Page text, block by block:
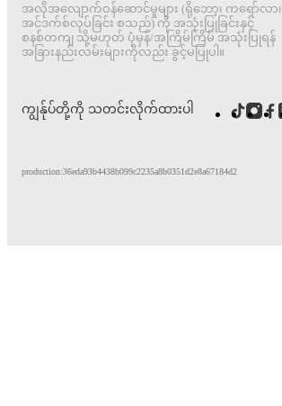
အလိုအလျောက်ဝန်ဆောင်မှုများ (ရိုဘော့၊ ကရော်လာ၊
အင်ဒက်စ်လုပ်ခြင်း စသည်) ကို အသုံးပြုခြင်းနှင့်
စနစ်တကျ သို့မဟုတ် ပုံမှန်/အကြိမ်ကြိမ် အသုံးပြုရန်
အခြားနည်းလမ်းများကိုလည်း ခွင့်မပြုပါ။
ကျွန်ုပ်တို့ကို သတင်းလိုက်ထားပါ
production:36eda93b4438b099c2235a8b0351d2e8a67184d2